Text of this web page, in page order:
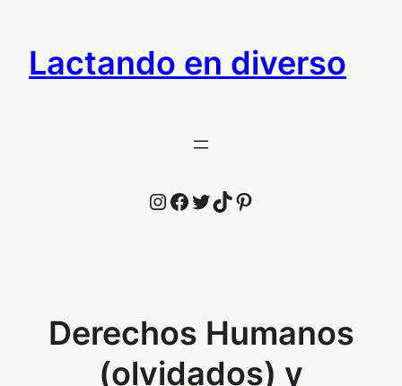
contenido
Lactando en diverso
Instagram
Facebook
Twitter
TikTok
Pinterest
Derechos Humanos
(olvidados) y